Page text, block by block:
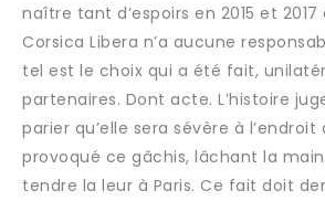
naître tant d’espoirs en 2015 et
Corsica Libera n’a aucune
tel est le choix qui a été fait,
partenaires. Dont acte. L’histoire
parier qu’elle sera sévère à
provoqué ce gâchis, lâchant la
tendre la leur à Paris. Ce fait doit